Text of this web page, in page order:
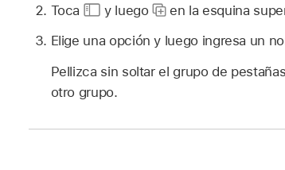
Toca
y luego
en la esquina
Elige una opción y luego ingresa un
Pellizca sin soltar el grupo de
otro grupo.